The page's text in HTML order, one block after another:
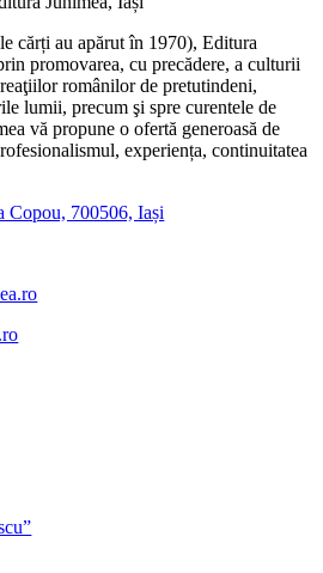
cărți au apărut în 1970), Editura
promovarea, cu precădere, a culturii
românilor de pretutindeni,
lumii, precum şi spre curentele de
vă propune o ofertă generoasă de
experiența, continuitatea
Copou, 700506, Iași